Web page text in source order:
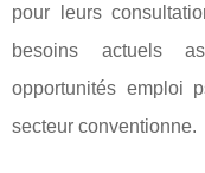
pour leurs
besoins actuels
opportunités emploi
secteur conventionne.